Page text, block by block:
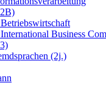
Business
(2j.)